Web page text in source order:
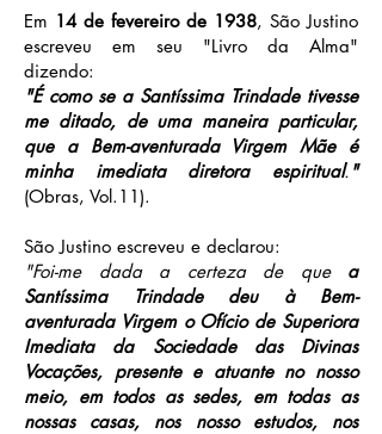
Em 14 de fevereiro de 1938, São Justino
escreveu em seu "Livro da Alma"
dizendo:
"É como se a Santíssima Trindade tivesse
me ditado, de uma maneira particular,
que a Bem-aventurada Virgem Mãe é
minha imediata diretora espiritual. "
(Obras, Vol.11).
São Justino escreveu e declarou:
"Foi-me dada a certeza de quea
Santíssima Trindade deu à Bem-
aventurada Virgem o Ofício de Superiora
Imediata da Sociedade das Divinas
Vocações, presente e atuante no nosso
meio, em todos as sedes, em todas as
nossas casas, nos nosso estudos, nos